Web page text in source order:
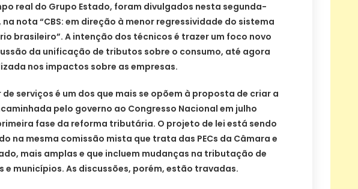
real do Grupo Estado, foram divulgados nesta segunda-
na nota “CBS: em direção à menor regressividade do sistema
brasileiro”. A intenção dos técnicos é trazer um foco novo
da unificação de tributos sobre o consumo, até agora
nos impactos sobre as empresas.
de serviços é um dos que mais se opõem à proposta de criar a
pelo governo ao Congresso Nacional em julho
fase da reforma tributária. O projeto de lei está sendo
na mesma comissão mista que trata das PECs da Câmara e
mais amplas e que incluem mudanças na tributação de
e municípios. As discussões, porém, estão travadas.